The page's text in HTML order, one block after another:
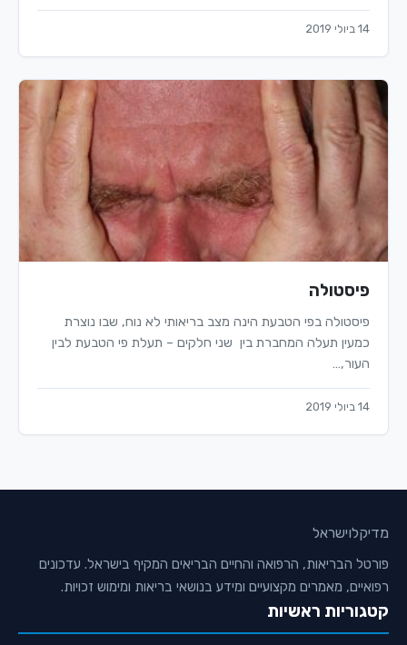
14 ביולי 2019
פיסטולה
פיסטולה בפי הטבעת הינה מצב בריאותי לא נוח, שבו נוצרת
כמעין תעלה המחברת בין שני חלקים – תעלת פי הטבעת לבין
העור,…
14 ביולי 2019
מדיקלוישראל
פורטל הבריאות, הרפואה והחיים הבריאים המקיף בישראל. עדכונים
רפואיים, מאמרים מקצועיים ומידע בנושאי בריאות ומימוש זכויות.
קטגוריות ראשיות